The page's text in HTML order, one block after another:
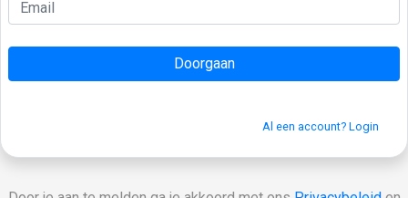
Al een account? Login